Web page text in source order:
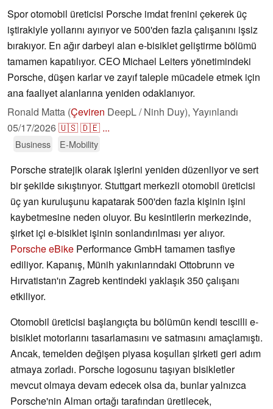
Spor otomobil üreticisi Porsche imdat frenini çekerek üç
iştirakiyle yollarını ayırıyor ve 500'den fazla çalışanını işsiz
bırakıyor. En ağır darbeyi alan e-bisiklet geliştirme bölümü
tamamen kapatılıyor. CEO Michael Leiters yönetimindeki
Porsche, düşen karlar ve zayıf taleple mücadele etmek için
ana faaliyet alanlarına yeniden odaklanıyor.
Ronald Matta (Çeviren DeepL / Ninh Duy), Yayınlandı
05/17/2026🇺🇸🇩🇪 ...
Business E-Mobility
Porsche stratejik olarak işlerini yeniden düzenliyor ve sert
bir şekilde sıkıştırıyor. Stuttgart merkezli otomobil üreticisi
üç yan kuruluşunu kapatarak 500'den fazla kişinin işini
kaybetmesine neden oluyor. Bu kesintilerin merkezinde,
şirket içi e-bisiklet işinin sonlandırılması yer alıyor.
Porsche eBike Performance GmbH tamamen tasfiye
ediliyor. Kapanış, Münih yakınlarındaki Ottobrunn ve
Hırvatistan'ın Zagreb kentindeki yaklaşık 350 çalışanı
etkiliyor.
Otomobil üreticisi başlangıçta bu bölümün kendi tescilli e-
bisiklet motorlarını tasarlamasını ve satmasını amaçlamıştı.
Ancak, temelden değişen piyasa koşulları şirketi geri adım
atmaya zorladı. Porsche logosunu taşıyan bisikletler
mevcut olmaya devam edecek olsa da, bunlar yalnızca
Porsche'nin Alman ortağı tarafından üretilecek,